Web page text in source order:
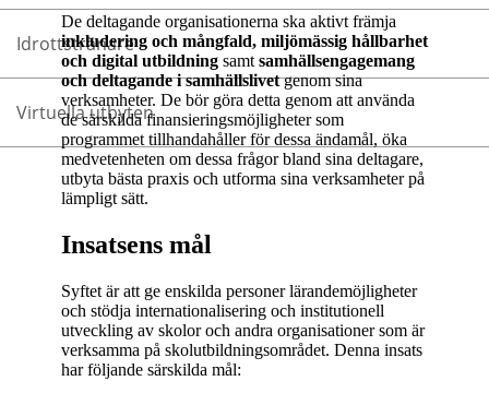
Idrottstränare
Virtuella utbyten
De deltagande organisationerna ska aktivt främja
inkludering och mångfald, miljömässig hållbarhet
och digital utbildning samt samhällsengagemang
och deltagande i samhällslivetgenom sina
verksamheter. De bör göra detta genom att använda
de särskilda finansieringsmöjligheter som
programmet tillhandahåller för dessa ändamål, öka
medvetenheten om dessa frågor bland sina deltagare,
utbyta bästa praxis och utforma sina verksamheter på
lämpligt sätt.
Insatsens mål
Syftet är att ge enskilda personer lärandemöjligheter
och stödja internationalisering och institutionell
utveckling av skolor och andra organisationer som är
verksamma på skolutbildningsområdet. Denna insats
har följande särskilda mål: